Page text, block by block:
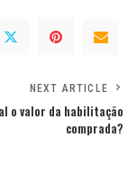
NEXT ARTICLE
o valor da habilitação
comprada?